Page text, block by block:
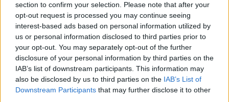
section to confirm your selection. Please note that after your
opt-out request is processed you may continue seeing
interest-based ads based on personal information utilized by
us or personal information disclosed to third parties prior to
your opt-out. You may separately opt-out of the further
disclosure of your personal information by third parties on the
IAB’s list of downstream participants. This information may
also be disclosed by us to third parties on the IAB’s List of
Downstream Participants that may further disclose it to other
Test tunnel Olbia: rampe chiuse ancora fino a
fine agosto
Aggius conquista la classifica delle mete più
amate dell’estate 2026